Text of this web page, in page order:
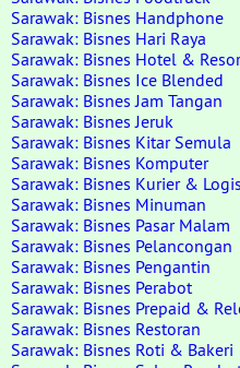
Sarawak: Bisnes Handphone
Sarawak: Bisnes Hari Raya
Sarawak: Bisnes Hotel &
Sarawak: Bisnes Ice Blended
Sarawak: Bisnes Jam Tangan
Sarawak: Bisnes Jeruk
Sarawak: Bisnes Kitar Semula
Sarawak: Bisnes Komputer
Sarawak: Bisnes Kurier &
Sarawak: Bisnes Minuman
Sarawak: Bisnes Pasar Malam
Sarawak: Bisnes Pelancongan
Sarawak: Bisnes Pengantin
Sarawak: Bisnes Perabot
Sarawak: Bisnes Prepaid &
Sarawak: Bisnes Restoran
Sarawak: Bisnes Roti & Bakeri